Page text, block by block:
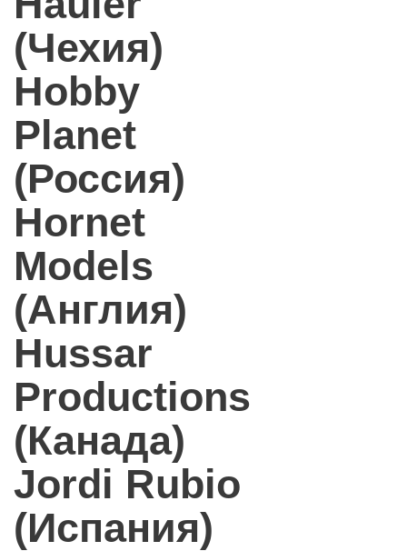
(Чехия)
Hobby
Planet
(Россия)
Hornet
Models
(Англия)
Hussar
Productions
(Канада)
Jordi Rubio
(Испания)